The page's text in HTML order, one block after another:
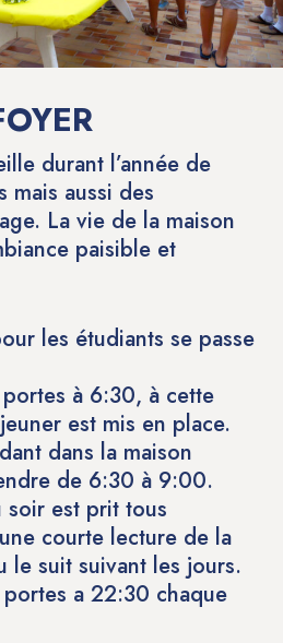
durant l’année de
mais aussi des
La vie de la maison
paisible et
les étudiants se passe
à 6:30, à cette
est mis en place.
dans la maison
de 6:30 à 9:00.
soir est prit tous
courte lecture de la
le suit suivant les jours.
a 22:30 chaque